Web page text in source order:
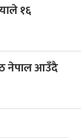
१६
नेपाल आउँदै